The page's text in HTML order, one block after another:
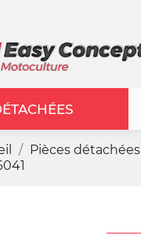
Pièces détachées